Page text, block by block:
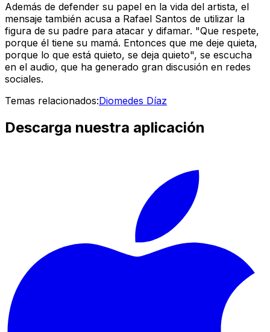
Además de defender su papel en la vida del artista, el
mensaje también acusa a Rafael Santos de utilizar la
figura de su padre para atacar y difamar. "Que respete,
porque él tiene su mamá. Entonces que me deje quieta,
porque lo que está quieto, se deja quieto", se escucha
en el audio, que ha generado gran discusión en redes
sociales.
Temas relacionados:Diomedes Díaz
Descarga nuestra aplicación